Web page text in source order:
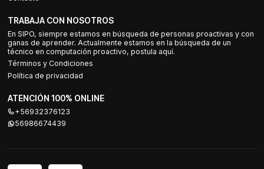
TRABAJA CON NOSOTROS
En SIPO, siempre estamos en búsqueda de personas proactivas y con
ganas de aprender. Actualmente estamos en la búsqueda de un
técnico en computación proactivo, postula aquí.
Términos y Condiciones
Política de privacidad
ATENCIÓN 100% ONLINE
+56932376123
56986674439